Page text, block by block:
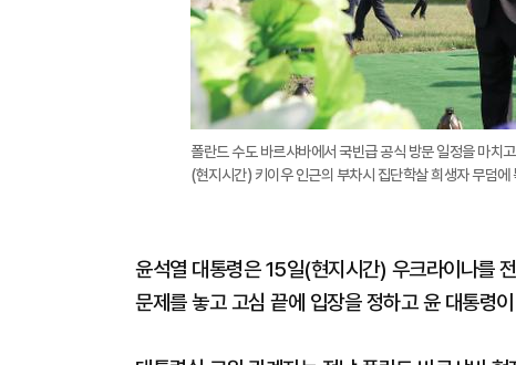
폴란드 수도 바르샤바에서 국빈급 공식 방문 일정을 마치
(현지시간) 키이우 인근의 부차시 집단학살 희생자 무덤
윤석열 대통령은 15일(현지시간) 우크라이나를
문제를 놓고 고심 끝에 입장을 정하고 윤 대통령